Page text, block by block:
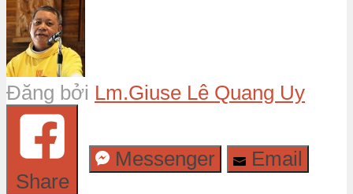
Đăng bởi Lm.Giuse Lê Quang Uy
Share
Messenger Email